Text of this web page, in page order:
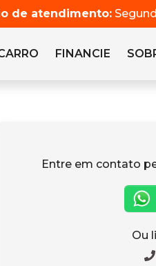
de atendimento:
FINANCIE
Entre em contato
Ou